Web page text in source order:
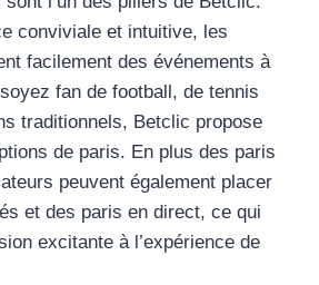
conviviale et intuitive, les
facilement des événements à
fan de football, de tennis
traditionnels, Betclic propose
de paris. En plus des paris
peuvent également placer
et des paris en direct, ce qui
excitante à l’expérience de